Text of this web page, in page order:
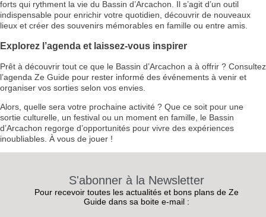
forts qui rythment la vie du Bassin d’Arcachon. Il s’agit d’un outil
indispensable pour enrichir votre quotidien, découvrir de nouveaux
lieux et créer des souvenirs mémorables en famille ou entre amis.
Explorez l’agenda et laissez-vous inspirer
Prêt à découvrir tout ce que le Bassin d’Arcachon a à offrir ? Consultez
l’agenda Ze Guide pour rester informé des événements à venir et
organiser vos sorties selon vos envies.
Alors, quelle sera votre prochaine activité ? Que ce soit pour une
sortie culturelle, un festival ou un moment en famille, le Bassin
d’Arcachon regorge d’opportunités pour vivre des expériences
inoubliables. À vous de jouer !
S'abonner à la Newsletter
Pour recevoir toutes les actualités et bons plans de Ze
Guide dans sa boite e-mail :